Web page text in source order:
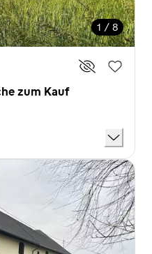
1 / 8
zum Kauf